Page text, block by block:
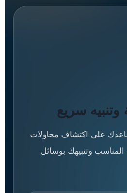
وتنبيه سريع
على اكتشاف محاولات
المناسب وتنبيهك بوسائل